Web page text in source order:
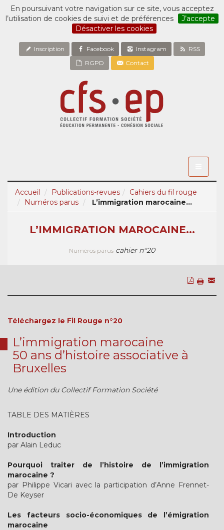
En poursuivant votre navigation sur ce site, vous acceptez
l’utilisation de cookies de suivi et de préférences
J’accepte
Désactiver les cookies
Inscription Facebook Instagram
RSS
RGPD
Contact
Accueil
Publications-revues
Cahiers du fil rouge
Numéros parus
L’immigration marocaine...
L’IMMIGRATION MAROCAINE...
Numéros parus cahier n°20
Téléchargez le Fil Rouge n°20
L’immigration marocaine
50 ans d’histoire associative à
Bruxelles
Une édition du Collectif Formation Société
TABLE DES MATIÈRES
Introduction
par Alain Leduc
Pourquoi traiter de l’histoire de l’immigration
marocaine ?
par Philippe Vicari avec la participation d’Anne Frennet-
De Keyser
Les facteurs socio-économiques de l’émigration
marocaine